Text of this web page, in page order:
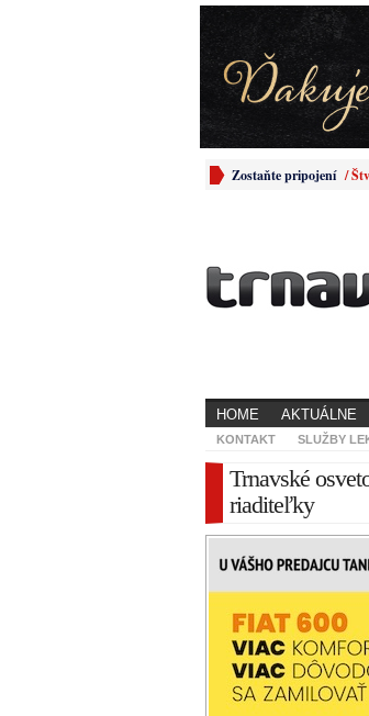
Zostaňte pripojení /
HOME AKTUÁLNE
KONTAKT SLUŽBY
Trnavské
riaditeľky